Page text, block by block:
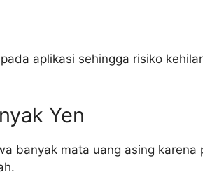
aplikasi sehingga risiko
Yen
banyak mata uang asing karena